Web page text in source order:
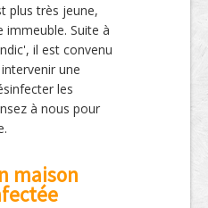
plus très jeune,
Suite à
il est convenu
une
les
à nous pour
maison